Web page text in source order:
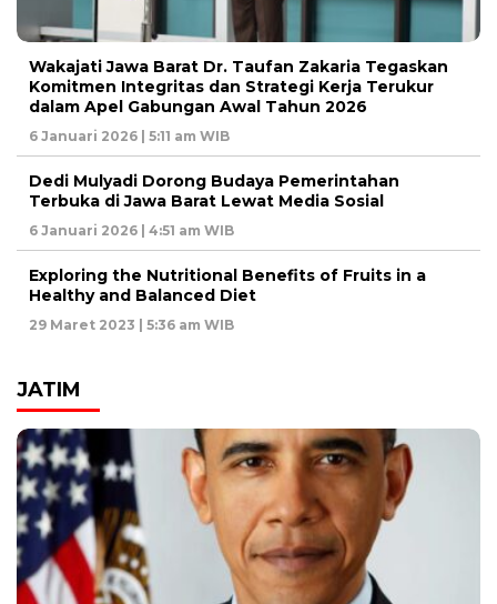
Wakajati Jawa Barat Dr. Taufan Zakaria Tegaskan
Komitmen Integritas dan Strategi Kerja Terukur
dalam Apel Gabungan Awal Tahun 2026
6 Januari 2026 | 5:11 am WIB
Dedi Mulyadi Dorong Budaya Pemerintahan
Terbuka di Jawa Barat Lewat Media Sosial
6 Januari 2026 | 4:51 am WIB
Exploring the Nutritional Benefits of Fruits in a
Healthy and Balanced Diet
29 Maret 2023 | 5:36 am WIB
JATIM